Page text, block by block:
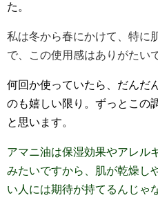
た。
私は冬から春にかけて、特に
で、この使用感はありがたい
何回か使っていたら、だんだ
のも嬉しい限り。ずっとこの
と思います。
アマニ油は保湿効果やアレル
みたいですから、肌が乾燥し
い人には期待が持てるんじゃ